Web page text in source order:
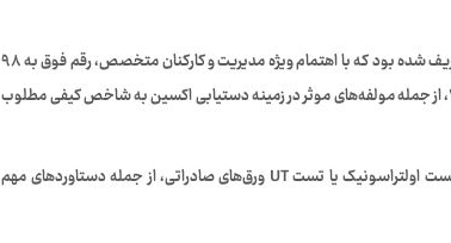
آمارها نشان می‌دهد که شاخص کیفی محصولات در سال ۱۴۰۰ رقم ۹۷ درصد تعریف شده بود که با اهتمام ویژه مدیریت و کارکنان متخصص، رقم فوق به ۹۸
درصد افزایش پیدا کرد. دانش به‌روز و آماده‌ بکاری خط تولید اکسین در سال ۱۴۰۰، از جمله مولفه‌های موثر در زمینه دستیابی اکسین به شاخص کیفی مطلوب
پیشبرد پروژه‌های بهبود در حوزه کنترل کیفی به ویژه در زمینه صادرات شامل تست اولتراسونیک یا تست UT ورق‌های صادراتی، از جمله دستاوردهای مهم